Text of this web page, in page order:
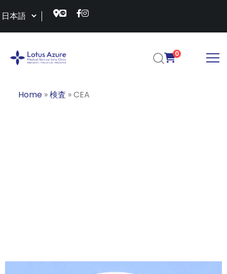
0
Home »検査 »CEA